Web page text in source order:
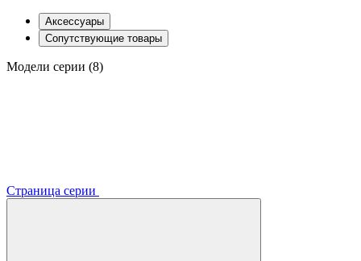
Аксессуары
Сопутствующие товары
Модели серии (8)
Страница серии